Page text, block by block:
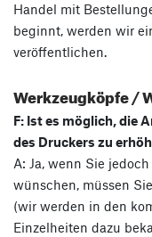
Handel mit
beginnt, werden wir
veröffentlichen.
Werkzeugköpfe /
F: Ist es möglich, die
des Druckers zu
A: Ja, wenn Sie
wünschen, müssen
(wir werden in den
Einzelheiten dazu